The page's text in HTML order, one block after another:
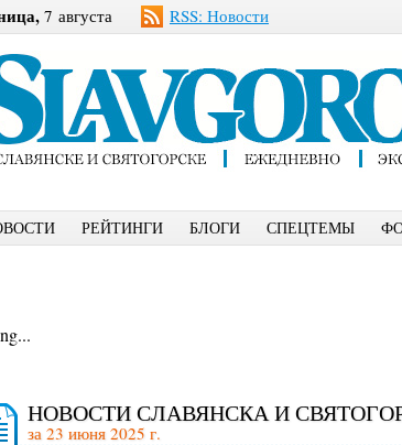
7 августа RSS: Новости
РЕЙТИНГИ БЛОГИ СПЕЦТЕМЫ
НОВОСТИ СЛАВЯНСКА И
за 23 июня 2025 г.